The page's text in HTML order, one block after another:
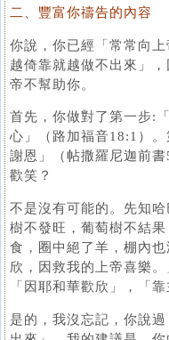
二、豐富你禱告的內容
你說，你已經「常常向
越倚靠就越做不出來」
帝不幫助你。
首先，你做對了第一步:
心」（路加福音18:1）
謝恩」（帖撒羅尼迦前
歡笑？
不是沒有可能的。先知
樹不發旺，葡萄樹不結
食，圈中絕了羊，棚內
欣，因救我的上帝喜樂
「因耶和華歡欣」，「
是的，我沒忘記，你說